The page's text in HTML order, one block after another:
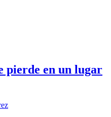
pierde en un lugar